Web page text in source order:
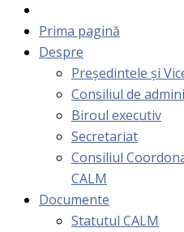
Prima pagină
Despre
Președintele și
Consiliul de
Biroul executiv
Secretariat
Consiliul
CALM
Documente
Statutul CALM